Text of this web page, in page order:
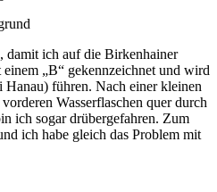
damit ich auf die Birkenhainer
„B“ gekennzeichnet und wird
führen. Nach einer kleinen
Wasserflaschen quer durch
ich sogar drübergefahren. Zum
ich habe gleich das Problem mit